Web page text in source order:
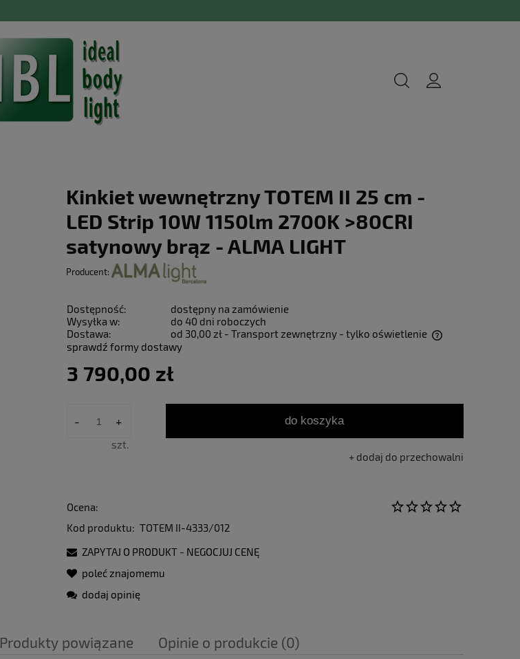
Kinkiet wewnętrzny TOTEM II 25 cm -
LED Strip 10W 1150lm 2700K >80CRI
satynowy brąz - ALMA LIGHT
Producent:
Dostępność:
dostępny na zamówienie
Wysyłka w:
do 40 dni roboczych
Dostawa:
od 30,00 zł - Transport zewnętrzny - tylko oświetlenie
sprawdź formy dostawy
3 790,00 zł
- +
szt.
do koszyka
dodaj do przechowalni
Ocena:
Kod produktu: TOTEM II-4333/012
ZAPYTAJ O PRODUKT - NEGOCJUJ CENĘ
poleć znajomemu
dodaj opinię
Produkty powiązane Opinie o produkcie (0)